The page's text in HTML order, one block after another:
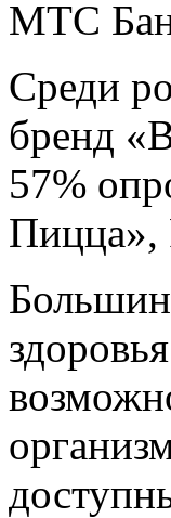
МТС
Среди
бренд
57%
Пицца»,